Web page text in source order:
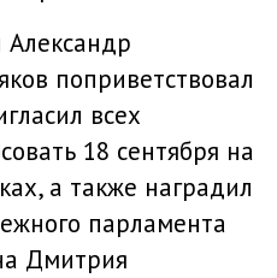
Александр
поприветствовал
всех
18 сентября на
а также наградил
парламента
Дмитрия